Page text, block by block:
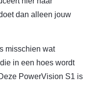
dan alleen jouw
misschien wat
in een hoes wordt
PowerVision S1 is